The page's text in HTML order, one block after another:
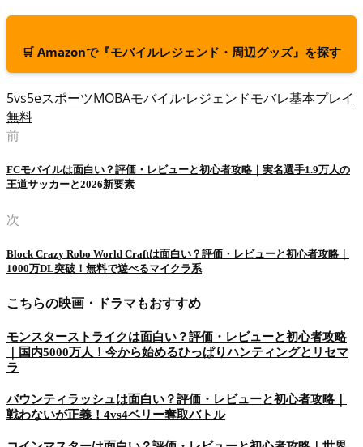
🛒 Amazonで『モバイルレジェンド・周辺グッズ』を探す
5vs5eスポーツMOBAモバイル·レジェンドモバレ基本プレイ
無料
前
FCモバイルは面白い？評価・レビューと初心者攻略｜実名選手1.9万人の
王道サッカーと2026新要素
次
Block Crazy Robo World Craftは面白い？評価・レビューと初心者攻略｜
1000万DL突破！無料で遊べるマイクラ系
こちらの映画・ドラマもおすすめ
モンスターストライクは面白い？評価・レビューと初心者攻略
｜国内5000万人！今から始めるひっぱりハンティングとリセマ
ラ
バウンティラッシュは面白い？評価・レビューと初心者攻略｜
戦わないが正義！4vs4ベリー奪取バトル